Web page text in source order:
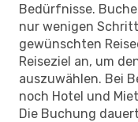
Bedürfnisse.
nur wenigen
gewünschten
Reiseziel an, um
auszuwählen. Bei
noch Hotel und
Die Buchung